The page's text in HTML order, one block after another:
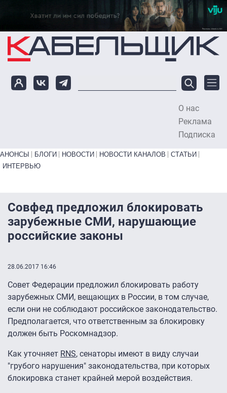
Перейти к основному содержанию
О нас
Реклама
Подписка
Primary links bottom
АНОНСЫ БЛОГИ НОВОСТИ НОВОСТИ КАНАЛОВ
СТАТЬИ
ИНТЕРВЬЮ
Совфед предложил блокировать
зарубежные СМИ, нарушающие
российские законы
28.06.2017 16:46
Совет Федерации предложил блокировать работу
зарубежных СМИ, вещающих в России, в том случае,
если они не соблюдают российское законодательство.
Предполагается, что ответственным за блокировку
должен быть Роскомнадзор.
Как уточняет RNS, сенаторы имеют в виду случаи
"грубого нарушения" законодательства, при которых
блокировка станет крайней мерой воздействия.